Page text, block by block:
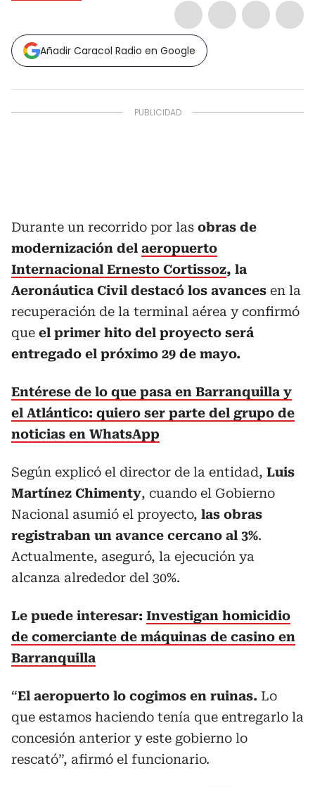
Añadir Caracol Radio en Google
Durante un recorrido por las obras de
modernización del aeropuerto
Internacional Ernesto Cortissoz, la
Aeronáutica Civil destacó los avances en la
recuperación de la terminal aérea y confirmó
que el primer hito del proyecto será
entregado el próximo 29 de mayo.
Entérese de lo que pasa en Barranquilla y
el Atlántico: quiero ser parte del grupo de
noticias en WhatsApp
Según explicó el director de la entidad, Luis
Martínez Chimenty, cuando el Gobierno
Nacional asumió el proyecto, las obras
registraban un avance cercano al 3%.
Actualmente, aseguró, la ejecución ya
alcanza alrededor del 30%.
Le puede interesar: Investigan homicidio
de comerciante de máquinas de casino en
Barranquilla
“El aeropuerto lo cogimos en ruinas. Lo
que estamos haciendo tenía que entregarlo la
concesión anterior y este gobierno lo
rescató”, afirmó el funcionario.